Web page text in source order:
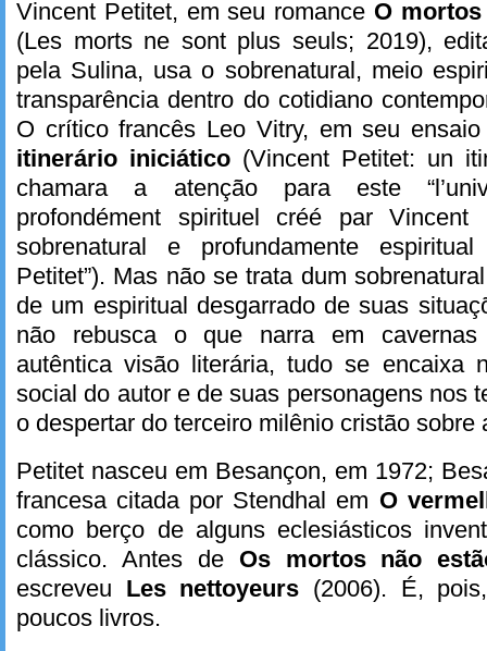
Vincent Petitet, em seu romance O
(Les morts ne sont plus seuls; 2019),
pela Sulina, usa o sobrenatural, meio
transparência dentro do cotidiano
O crítico francês Leo Vitry, em seu
itinerário iniciático (Vincent Petitet: un
chamara a atenção para este
profondément spirituel créé par Vincent
sobrenatural e profundamente
Petitet”). Mas não se trata dum
de um espiritual desgarrado de suas
não rebusca o que narra em
autêntica visão literária, tudo se encaixa
social do autor e de suas personagens nos
o despertar do terceiro milênio cristão sobre
Petitet nasceu em Besançon, em 1972;
francesa citada por Stendhal em O
como berço de alguns eclesiásticos
clássico. Antes de Os mortos não
escreveu Les nettoyeurs (2006). É,
poucos livros.